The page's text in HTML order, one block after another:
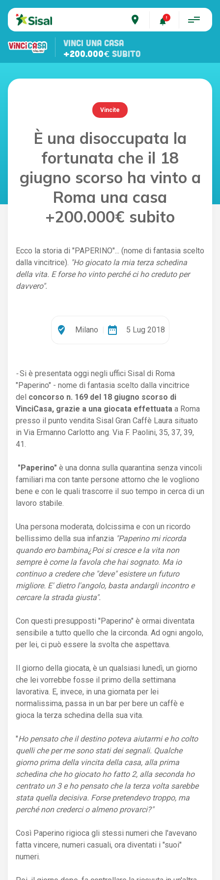
place
VINCI UNA CASA
+200.000€ SUBITO
Vincite
È una disoccupata la
fortunata che il 18
giugno scorso ha vinto a
Roma una casa
+200.000€ subito
Ecco la storia di "PAPERINO"... (nome di fantasia scelto
dalla vincitrice). "Ho giocato la mia terza schedina
della vita. E forse ho vinto perché ci ho creduto per
davvero".
where_to_vote Milano date_range 5 Lug 2018
-Si è presentata oggi negli uffici Sisal di Roma
"Paperino" - nome di fantasia scelto dalla vincitrice
del concorso n. 169 del 18 giugno scorso di
VinciCasa, grazie a una giocata effettuata a Roma
presso il punto vendita Sisal Gran Caffè Laura situato
in Via Ermanno Carlotto ang. Via F. Paolini, 35, 37, 39,
41.
"Paperino" è una donna sulla quarantina senza vincoli
familiari ma con tante persone attorno che le vogliono
bene e con le quali trascorre il suo tempo in cerca di un
lavoro stabile.
Una persona moderata, dolcissima e con un ricordo
bellissimo della sua infanzia "Paperino mi ricorda
quando ero bambina¿Poi si cresce e la vita non
sempre è come la favola che hai sognato. Ma io
continuo a credere che "deve" esistere un futuro
migliore. E' dietro l'angolo, basta andargli incontro e
cercare la strada giusta".
Con questi presupposti "Paperino" è ormai diventata
sensibile a tutto quello che la circonda. Ad ogni angolo,
per lei, ci può essere la svolta che aspettava.
Il giorno della giocata, è un qualsiasi lunedì, un giorno
che lei vorrebbe fosse il primo della settimana
lavorativa. E, invece, in una giornata per lei
normalissima, passa in un bar per bere un caffè e
gioca la terza schedina della sua vita.
"Ho pensato che il destino poteva aiutarmi e ho colto
quelli che per me sono stati dei segnali. Qualche
giorno prima della vincita della casa, alla prima
schedina che ho giocato ho fatto 2, alla seconda ho
centrato un 3 e ho pensato che la terza volta sarebbe
stata quella decisiva. Forse pretendevo troppo, ma
perché non crederci o almeno provarci?"
Così Paperino rigioca gli stessi numeri che l'avevano
fatta vincere, numeri casuali, ora diventati i "suoi"
numeri.